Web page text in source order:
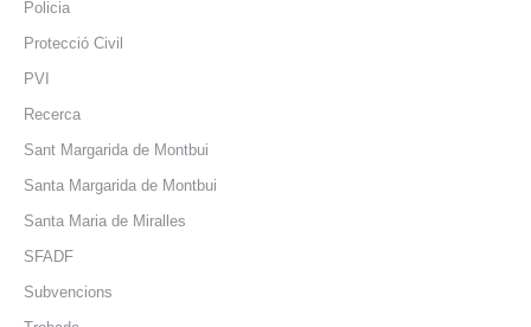
Policia
Protecció Civil
PVI
Recerca
Sant Margarida de Montbui
Santa Margarida de Montbui
Santa Maria de Miralles
SFADF
Subvencions